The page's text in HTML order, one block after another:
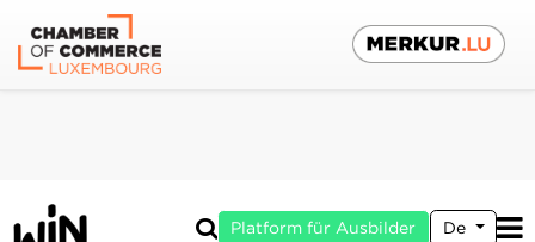
Platform für Ausbilder De